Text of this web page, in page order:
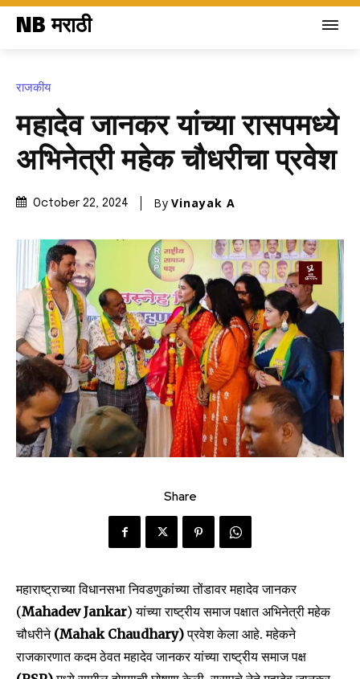
NB मराठी
राजकीय
महादेव जानकर यांच्या रासपमध्ये
अभिनेत्री महेक चौधरीचा प्रवेश
October 22, 2024 By Vinayak A
Share
महाराष्ट्राच्या विधानसभा निवडणुकांच्या तोंडावर महादेव जानकर
(Mahadev Jankar) यांच्या राष्ट्रीय समाज पक्षात अभिनेत्री महेक
चौधरीने (Mahak Chaudhary)प्रवेश केला आहे. महेकने
राजकारणात कदम ठेवत महादेव जानकर यांच्या राष्ट्रीय समाज पक्ष